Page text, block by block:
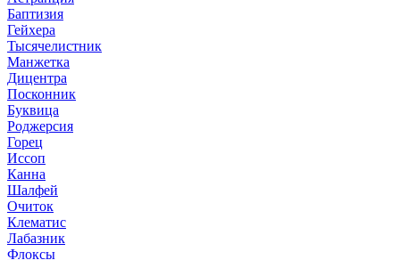
Баптизия
Гейхера
Тысячелистник
Манжетка
Дицентра
Посконник
Буквица
Роджерсия
Горец
Иссоп
Канна
Шалфей
Очиток
Клематис
Лабазник
Флоксы